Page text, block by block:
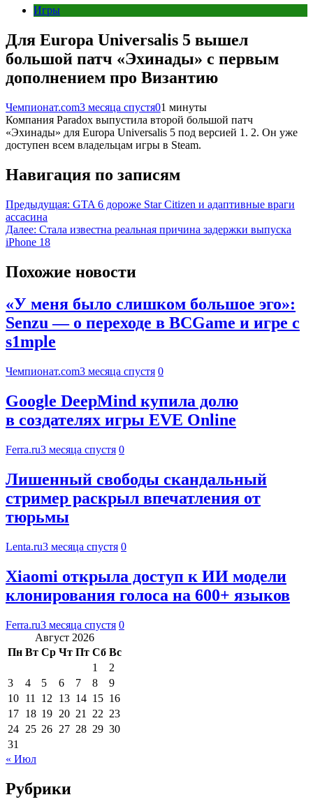
Игры
Для Europa Universalis 5 вышел
большой патч «Эхинады» с первым
дополнением про Византию
Чемпионат.com3 месяца спустя01 минуты
Компания Paradox выпустила второй большой патч
«Эхинады» для Europa Universalis 5 под версией 1. 2. Он уже
доступен всем владельцам игры в Steam.
Навигация по записям
Предыдущая: GTA 6 дороже Star Citizen и адаптивные враги
ассасина
Далее: Стала известна реальная причина задержки выпуска
iPhone 18
Похожие новости
«У меня было слишком большое эго»:
Senzu — о переходе в BCGame и игре с
s1mple
Чемпионат.com3 месяца спустя 0
Google DeepMind купила долю
в создателях игры EVE Online
Ferra.ru3 месяца спустя 0
Лишенный свободы скандальный
стример раскрыл впечатления от
тюрьмы
Lenta.ru3 месяца спустя 0
Xiaomi открыла доступ к ИИ модели
клонирования голоса на 600+ языков
Ferra.ru3 месяца спустя 0
Август 2026
Пн Вт Ср Чт Пт Сб Вс
1
2
3
4 5 6 7 8
9
10 11 12 13 14 15 16
17 18 19 20 21 22 23
24 25 26 27 28 29 30
31
« Июл
Рубрики